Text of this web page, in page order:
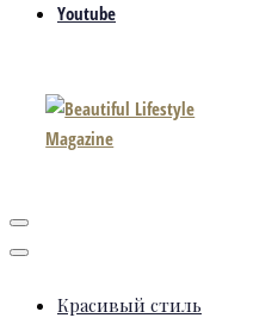
Youtube
Красивый стиль